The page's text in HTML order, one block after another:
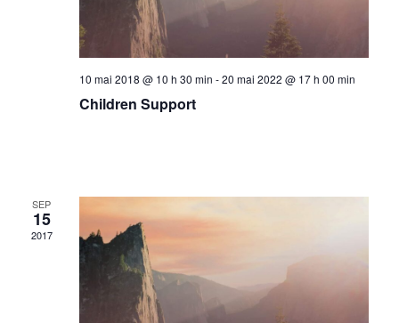
10 mai 2018 @ 10 h 30 min -20 mai 2022 @ 17 h 00 min
Children Support
SEP
15
2017